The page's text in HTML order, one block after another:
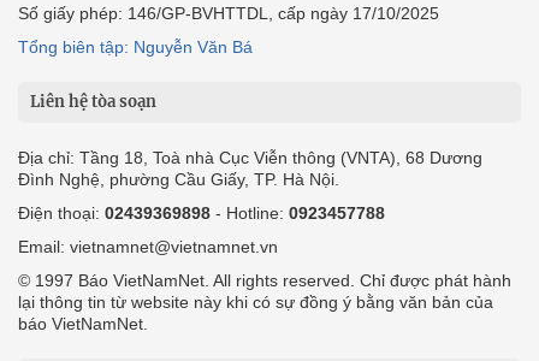
Số giấy phép: 146/GP-BVHTTDL, cấp ngày 17/10/2025
Tổng biên tập: Nguyễn Văn Bá
Liên hệ tòa soạn
Địa chỉ: Tầng 18, Toà nhà Cục Viễn thông (VNTA), 68 Dương
Đình Nghệ, phường Cầu Giấy, TP. Hà Nội.
Điện thoại: 02439369898 - Hotline: 0923457788
Email: vietnamnet@vietnamnet.vn
© 1997 Báo VietNamNet. All rights reserved. Chỉ được phát hành
lại thông tin từ website này khi có sự đồng ý bằng văn bản của
báo VietNamNet.